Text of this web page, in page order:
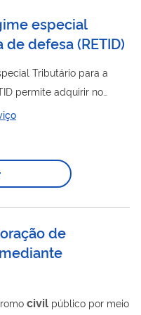
especial
de defesa(RETID)
Tributário para a
defesa
sistemas,
com suspensão do
de
civil público por meio